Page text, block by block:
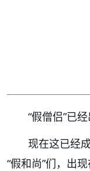
“假僧侣”已
现在这已经
“假和尚”们，出